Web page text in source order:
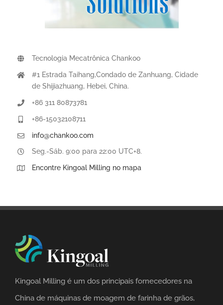
Tecnologia Mecatrônica Chankoo
#1 Estrada Taihang,Condado de Zanhuang, Cidade
de Shijiazhuang, Hebei, China.
+86 311 80873781
+86-15032108711
info@chankoo.com
Seg.-Sáb. 9:00 para 22:00 UTC+8.
Encontre Kingoal Milling no mapa
Kingoal Milling é um dos principais fornecedores na
China de máquinas de moagem de farinha de grãos,